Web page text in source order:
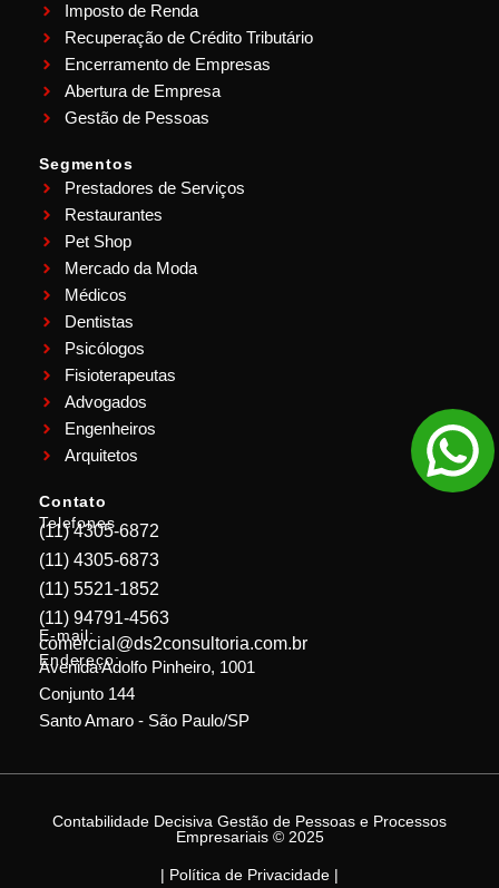
Imposto de Renda
Recuperação de Crédito Tributário
Encerramento de Empresas
Abertura de Empresa
Gestão de Pessoas
Segmentos
Prestadores de Serviços
Restaurantes
Pet Shop
Mercado da Moda
Médicos
Dentistas
Psicólogos
Fisioterapeutas
Advogados
Engenheiros
Arquitetos
Contato
Telefones
(11) 4305-6872
(11) 4305-6873
(11) 5521-1852
(11) 94791-4563
E-mail:
comercial@ds2consultoria.com.br
Endereço:
Avenida Adolfo Pinheiro, 1001
Conjunto 144
Santo Amaro - São Paulo/SP
Contabilidade Decisiva Gestão de Pessoas e Processos
Empresariais © 2025
| Política de Privacidade |